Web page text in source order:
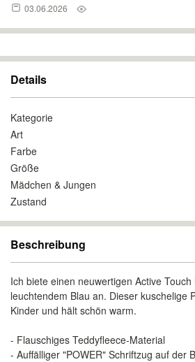
03.06.2026
Details
Kategorie
Art
Farbe
Größe
Mädchen & Jungen
Zustand
Beschreibung
Ich biete einen neuwertigen Active Touch
leuchtendem Blau an. Dieser kuschelige
Kinder und hält schön warm.
- Flauschiges Teddyfleece-Material
- Auffälliger "POWER" Schriftzug auf der